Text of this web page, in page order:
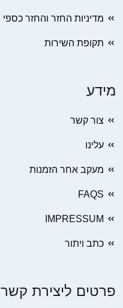
מדיניות החזר והחזר כספי
תקופת השירות
מידע
צור קשר
עלינו
מעקב אחר הזמנות
FAQS
IMPRESSUM
כתב ויתור
פרטים ליצירת קשר